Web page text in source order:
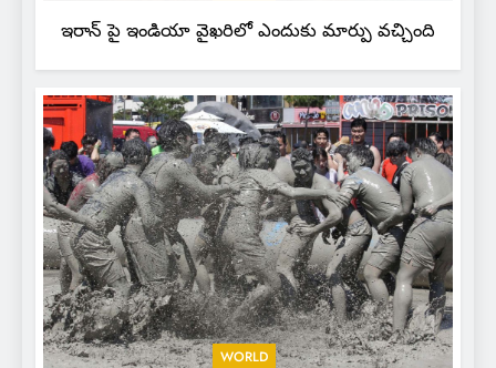
ఇరాన్ పై ఇండియా వైఖరిలో ఎందుకు మార్పు వచ్చింది
WORLD